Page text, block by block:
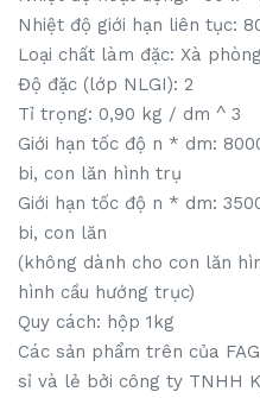
Nhiệt độ giới hạn liên tục:
Loại chất làm đặc: Xà
Độ đặc (lớp NLGI): 2
Tỉ trọng: 0,90 kg / dm ^ 3
Giới hạn tốc độ n * dm:
bi, con lăn hình trụ
Giới hạn tốc độ n * dm:
bi, con lăn
(không dành cho con lăn
hình cầu hướng trục)
Quy cách: hộp 1kg
Các sản phẩm trên của
sỉ và lẻ bởi công ty TNHH